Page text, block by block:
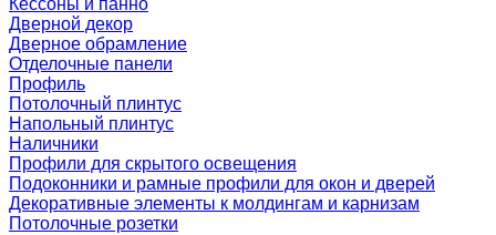
Кессоны и панно
Дверной декор
Дверное обрамление
Отделочные панели
Профиль
Потолочный плинтус
Напольный плинтус
Наличники
Профили для скрытого освещения
Подоконники и рамные профили для окон и дверей
Декоративные элементы к молдингам и карнизам
Потолочные розетки